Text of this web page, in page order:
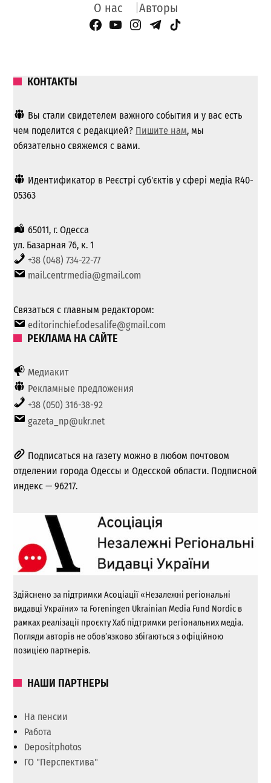
О нас Авторы
Facebook Page
YouTube
Instagram
Telegram
TikTok
КОНТАКТЫ
Вы стали свидетелем важного события и у вас есть
чем поделится с редакцией? Пишите нам, мы
обязательно свяжемся с вами.
Идентификатор в Реєстрі суб'єктів у сфері медіа R40-
05363
65011, г. Одесса
ул. Базарная 76, к. 1
+38 (048) 734-22-77
mail.centrmedia@gmail.com
Связаться с главным редактором:
editorinchief.odesalife@gmail.com
РЕКЛАМА НА САЙТЕ
Медиакит
Рекламные предложения
+38 (050) 316-38-92
gazeta_np@ukr.net
Подписаться на газету можно в любом почтовом
отделении города Одессы и Одесской области. Подписной
индекс — 96217.
Здійснено за підтримки Асоціації «Незалежні регіональні
видавці України» та Foreningen Ukrainian Media Fund Nordic в
рамках реалізації проєкту Хаб підтримки регіональних медіа.
Погляди авторів не обов’язково збігаються з офіційною
позицією партнерів.
НАШИ ПАРТНЕРЫ
На пенсии
Работа
Depositphotos
ГО "Перспектива"